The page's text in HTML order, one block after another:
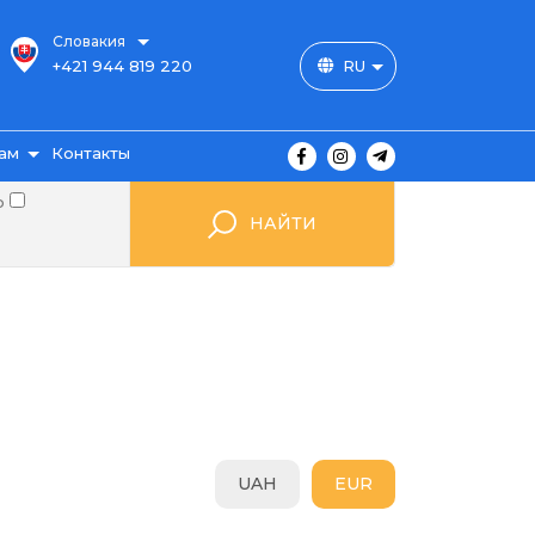
Словакия
+421 944 819 220 RU
Контакты
НАЙТИ
EUR
UAH